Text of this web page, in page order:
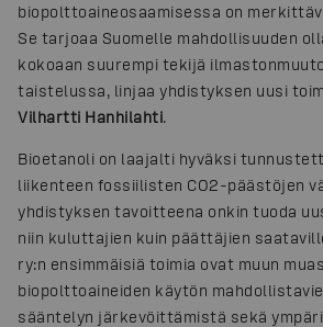
biopolttoaineosaamisessa on
Se tarjoaa Suomelle mahdollisuuden
kokoaan suurempi tekijä
taistelussa, linjaa yhdistyksen uusi
Vilhartti Hanhilahti.
Bioetanoli on laajalti hyväksi
liikenteen fossiilisten CO2-päästöjen
yhdistyksen tavoitteena onkin tuoda
niin kuluttajien kuin päättäjien
ry:n ensimmäisiä toimia ovat muun
biopolttoaineiden käytön
sääntelyn järkevöittämistä sekä